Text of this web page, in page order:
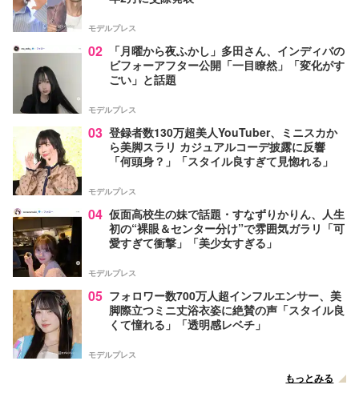
モデルプレス
02
「月曜から夜ふかし」多田さん、インディバの
ビフォーアフター公開「一目瞭然」「変化がす
ごい」と話題
モデルプレス
03 登録者数130万超美人YouTuber、ミニスカか
ら美脚スラリ カジュアルコーデ披露に反響
「何頭身？」「スタイル良すぎて見惚れる」
モデルプレス
04 仮面高校生の妹で話題・すなずりかりん、人生
初の“裸眼＆センター分け”で雰囲気ガラリ「可
愛すぎて衝撃」「美少女すぎる」
モデルプレス
05 フォロワー数700万人超インフルエンサー、美
脚際立つミニ丈浴衣姿に絶賛の声「スタイル良
くて憧れる」「透明感レベチ」
モデルプレス
もっとみる